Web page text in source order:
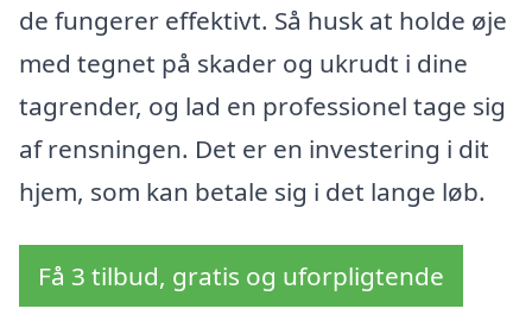
de fungerer effektivt. Så husk at holde øje
med tegnet på skader og ukrudt i dine
tagrender, og lad en professionel tage sig
af rensningen. Det er en investering i dit
hjem, som kan betale sig i det lange løb.
Få 3 tilbud, gratis og uforpligtende